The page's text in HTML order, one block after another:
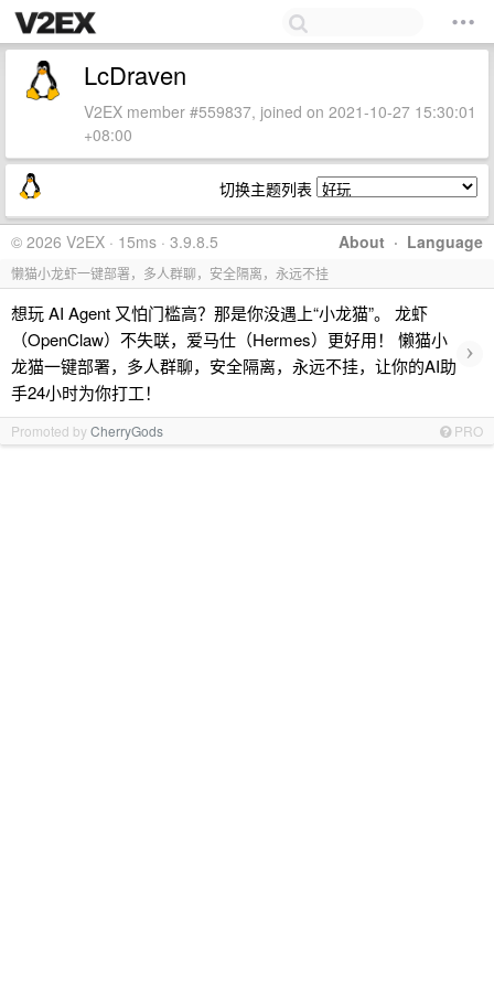
LcDraven
V2EX member #559837, joined on 2021-10-27 15:30:01
+08:00
切换主题列表
About · Language
© 2026 V2EX · 15ms · 3.9.8.5
懒猫小龙虾一键部署，多人群聊，安全隔离，永远不挂
想玩 AI Agent 又怕门槛高？那是你没遇上“小龙猫”。 龙虾
（OpenClaw）不失联，爱马仕（Hermes）更好用！ 懒猫小
龙猫一键部署，多人群聊，安全隔离，永远不挂，让你的AI助
手24小时为你打工！
›
Promoted byCherryGods PRO